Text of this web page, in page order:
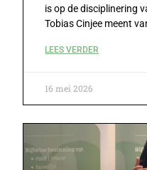
is op de disciplinering
Tobias Cinjee meent
LEES VERDER
16 mei 2026